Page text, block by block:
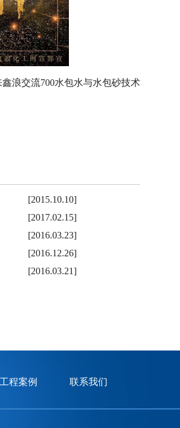
浪交流700水包水与水包砂技术
[2015.10.10]
[2017.02.15]
[2016.03.23]
[2016.12.26]
[2016.03.21]
工程案例 联系我们